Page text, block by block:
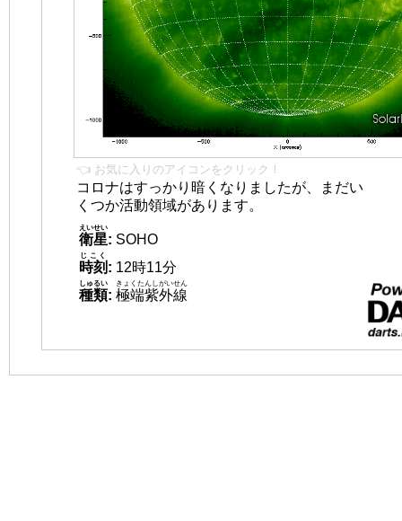
👈 お気に入りのアイコンをクリック！
コロナはすっかり暗くなりましたが、まだい
くつか活動領域があります。
衛星
えいせい
: SOHO
時刻
じこく
: 12時11分
種類
しゅるい
: 極端紫外線
きょくたんしがいせん